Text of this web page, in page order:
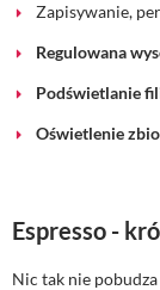
Zapisywanie,
Regulowana
Podświetlanie
Oświetlenie
Espresso -
Nic tak nie